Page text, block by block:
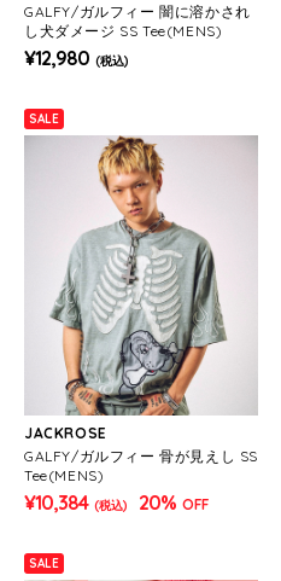
GALFY/ガルフィー 闇に溶かされ
し犬ダメージ SS Tee(MENS)
¥12,980 (税込)
SALE
JACKROSE
GALFY/ガルフィー 骨が見えし SS
Tee(MENS)
¥10,384 (税込) 20% OFF
SALE